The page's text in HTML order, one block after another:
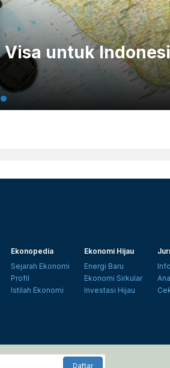
Visa untuk
Ekonopedia
Sejarah Ekonomi
Profil
Istilah Ekonomi
Ekonomi Hijau
Energi Baru
Ekonomi Sirkular
Investasi Hijau
Daftar